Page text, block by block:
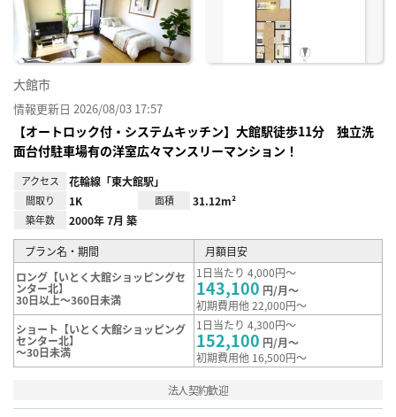
大館市
情報更新日 2026/08/03 17:57
【オートロック付・システムキッチン】大館駅徒歩11分 独立洗
面台付駐車場有の洋室広々マンスリーマンション！
アクセス 花輪線「東大館駅」
間取り 1K 面積 31.12m²
築年数 2000年 7月 築
プラン名・期間
月額目安
ロング【いとく大館ショッピングセ
ンター北】
30日以上～360日未満
1日当たり 4,000円～
143,100 円/月～
初期費用他 22,000円～
ショート【いとく大館ショッピング
センター北】
～30日未満
1日当たり 4,300円～
152,100 円/月～
初期費用他 16,500円～
法人契約歓迎